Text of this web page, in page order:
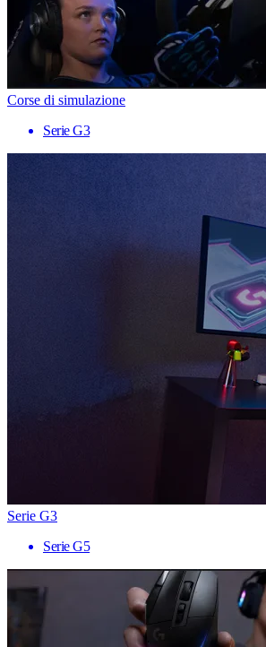
Corse di simulazione
Serie G3
Serie G3
Serie G5